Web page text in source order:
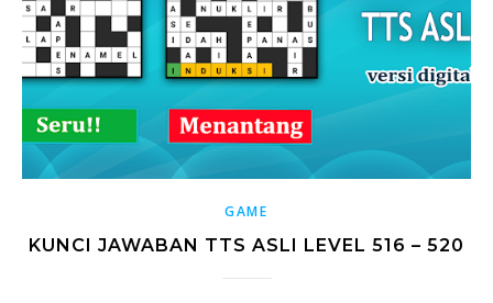
GAME
KUNCI JAWABAN TTS ASLI LEVEL 516 – 520